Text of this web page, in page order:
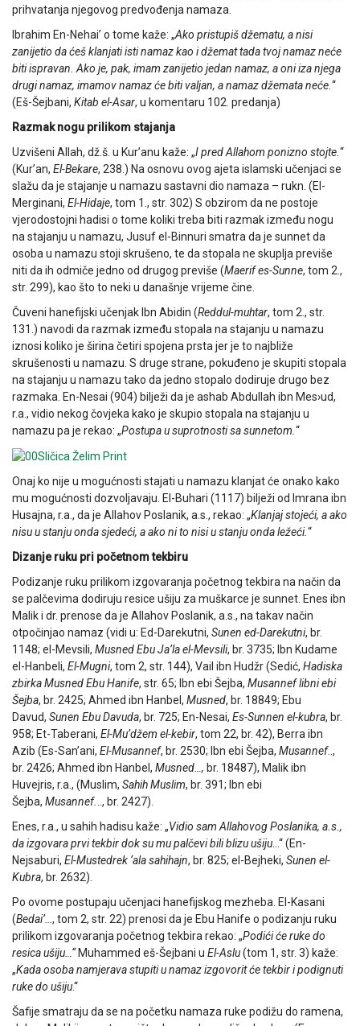
prihvatanja njegovog predvođenja namaza.
Ibrahim En-Nehai’ o tome kaže: „Ako pristupiš džematu, a nisi
zanijetio da ćeš klanjati isti namaz kao i džemat tada tvoj namaz neće
biti ispravan. Ako je, pak, imam zanijetio jedan namaz, a oni iza njega
drugi namaz, imamov namaz će biti valjan, a namaz džemata neće. “
(Eš-Šejbani, Kitab el-Asar, u komentaru 102. predanja)
Razmak nogu prilikom stajanja
Uzvišeni Allah, dž.š. u Kur’anu kaže: „I pred Allahom ponizno stojte. “
(Kur’an, El-Bekare, 238.) Na osnovu ovog ajeta islamski učenjaci se
slažu da je stajanje u namazu sastavni dio namaza – rukn. (El-
Merginani, El-Hidaje, tom 1., str. 302) S obzirom da ne postoje
vjerodostojni hadisi o tome koliki treba biti razmak između nogu
na stajanju u namazu, Jusuf el-Binnuri smatra da je sunnet da
osoba u namazu stoji skrušeno, te da stopala ne skuplja previše
niti da ih odmiče jedno od drugog previše (Maerif es-Sunne, tom 2.,
str. 299), kao što to neki u današnje vrijeme čine.
Čuveni hanefijski učenjak Ibn Abidin (Reddul-muhtar, tom 2., str.
131.) navodi da razmak između stopala na stajanju u namazu
iznosi koliko je širina četiri spojena prsta jer je to najbliže
skrušenosti u namazu. S druge strane, pokuđeno je skupiti stopala
na stajanju u namazu tako da jedno stopalo dodiruje drugo bez
razmaka. En-Nesai (904) bilježi da je ashab Abdullah ibn Mes›ud,
r.a., vidio nekog čovjeka kako je skupio stopala na stajanju u
namazu pa je rekao: „Postupa u suprotnosti sa sunnetom. “
Onaj ko nije u mogućnosti stajati u namazu klanjat će onako kako
mu mogućnosti dozvoljavaju. El-Buhari (1117) bilježi od Imrana ibn
Husajna, r.a., da je Allahov Poslanik, a.s., rekao: „Klanjaj stojeći, a ako
nisu u stanju onda sjedeći, a ako ni to nisi u stanju onda ležeći.“
Dizanje ruku pri početnom tekbiru
Podizanje ruku prilikom izgovaranja početnog tekbira na način da
se palčevima dodiruju resice ušiju za muškarce je sunnet. Enes ibn
Malik i dr. prenose da je Allahov Poslanik, a.s., na takav način
otpočinjao namaz (vidi u: Ed-Darekutni, Sunen ed-Darekutni, br.
1148; el-Mevsili, Musned Ebu Ja’la el-Mevsili, br. 3735; Ibn Kudame
el-Hanbeli, El-Mugni, tom 2, str. 144), Vail ibn Hudžr (Sedić, Hadiska
zbirka Musned Ebu Hanife, str. 65; Ibn ebi Šejba, Musannef libni ebi
Šejba, br. 2425; Ahmed ibn Hanbel, Musned, br. 18849; Ebu
Davud, Sunen Ebu Davuda, br. 725; En-Nesai, Es-Sunnen el-kubra, br.
958; Et-Taberani, El-Mu’džem el-kebir, tom 22, br. 42), Berra ibn
Azib (Es-San’ani, El-Musannef, br. 2530; Ibn ebi Šejba, Musannef..,
br. 2426; Ahmed ibn Hanbel, Musned…, br. 18487), Malik ibn
Huvejris, r.a., (Muslim, Sahih Muslim, br. 391; Ibn ebi
Šejba, Musannef. .., br. 2427).
Enes, r.a., u sahih hadisu kaže: „Vidio sam Allahovog Poslanika, a.s.,
da izgovara prvi tekbir dok su mu palčevi bili blizu ušiju …“ (En-
Nejsaburi, El-Mustedrek ‘ala sahihajn, br. 825; el-Bejheki, Sunen el-
Kubra, br. 2632).
Po ovome postupaju učenjaci hanefijskog mezheba. El-Kasani
(Bedai’… , tom 2, str. 22) prenosi da je Ebu Hanife o podizanju ruku
prilikom izgovaranja početnog tekbira rekao: „Podići će ruke do
resica ušiju…“Muhammed eš-Šejbani u El-Aslu(tom 1, str. 3) kaže:
„Kada osoba namjerava stupiti u namaz izgovorit će tekbir i podignuti
ruke do ušiju.“
Šafije smatraju da se na početku namaza ruke podižu do ramena,